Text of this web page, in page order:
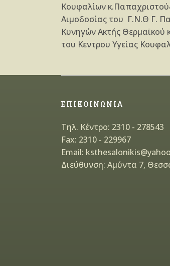
Κουφαλίων
Αιμοδοσίας του Γ.Ν.Θ Γ.
Κυνηγών Ακτής Θερμαϊκού
του Κεντρου Υγείας
ΕΠΙΚΟΙΝΩΝΙΑ
Τηλ. Κέντρο: 2310 - 278543
Fax: 2310 - 229967
Email:
Διεύθυνση: Αμύντα 7,